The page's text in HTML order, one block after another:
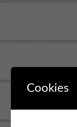
Cookies